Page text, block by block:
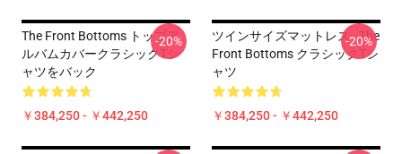
The Front Bottoms トップア
ルバムカバークラシックTシ
ャツをバック
￥384,250 - ￥442,250
-20%
ツインサイズマットレス - The
Front Bottoms クラシックTシ
ャツ
￥384,250 - ￥442,250
-20%